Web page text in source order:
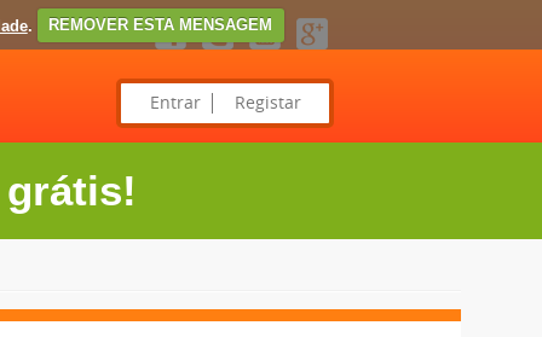
. REMOVER ESTA MENSAGEM
Entrar Registar